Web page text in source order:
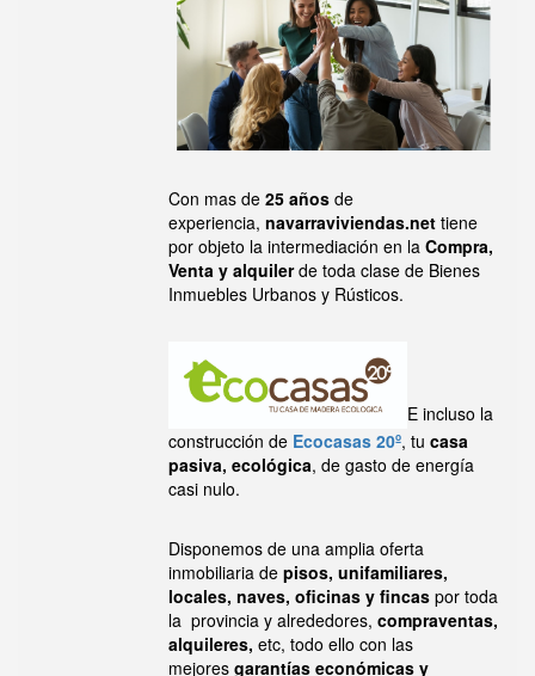
Con mas de 25 años de
experiencia, navarraviviendas.net tiene
por objeto la intermediación en la Compra,
Venta y alquilerde toda clase de Bienes
Inmuebles Urbanos y Rústicos.
E incluso la
construcción de Ecocasas 20º, tu casa
pasiva, ecológica, de gasto de energía
casi nulo.
Disponemos de una amplia oferta
inmobiliaria de pisos, unifamiliares,
locales, naves, oficinas y fincas por toda
la provincia y alrededores, compraventas,
alquileres, etc, todo ello con las
mejores garantías económicas y